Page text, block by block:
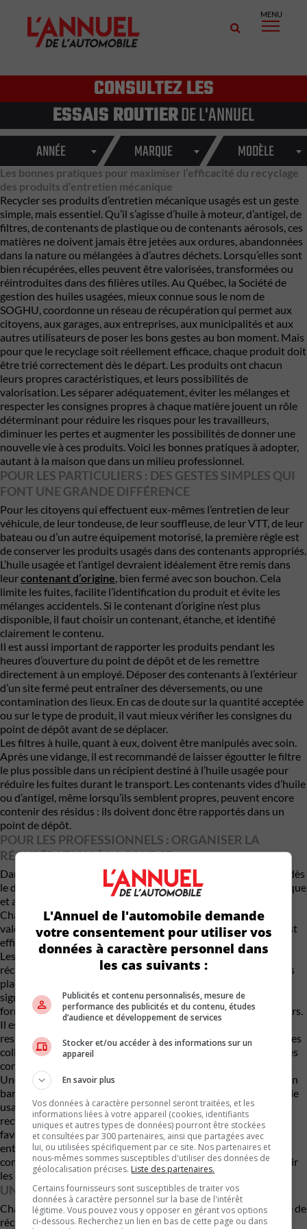
MENU
CONSULTEZ LES
ESSAIS ROUTIERDE L'ANNUEL
ANNÉE MARQUE MODÈLE
Les bonnes pratiques pour maximiser l’efficacité du recyclage
des produits d’entretien mécanique
Recycler ses produits d’entretien mécanique usagés est un geste
simple, mais essentiel. Qu’il s’agisse d’huile à moteur, d’antigel, de
filtres, de contenants de plastique ou de contenants aérosols, ces
matières ne doivent jamais être jetées aux ordures, abandonnées
dans la nature ou mélangées à d’autres déchets. Lorsqu’elles sont
bien récupérées, elles peuvent être valorisées, transformées ou
réintroduites dans des filières utiles. Au Québec, la Société de
gestion des huiles usagées, mieux connue sous le nom de
SOGHU, coordonne un réseau de récupération qui permet aux
citoyens, aux garages, aux entreprises, aux municipalités et aux
autres utilisateurs de poser les bons gestes au bon moment. Mais
pour que le recyclage soit réellement efficace, chaque produit doit
être trié correctement dès le départ. Les produits ont chacun
leurs propres caractéristiques, et leurs possibilités de
valorisation. Les séparer adéquatement, éviter les mélanges et
respecter les consignes propres à chaque matière jouent un rôle
déterminant pour réduire les risques pour les travailleurs,
diminuer les pertes et augmenter les possibilités de donner une
nouvelle vie à ces produits. Voici les bonnes pratiques à adopter,
autant à la maison que dans un milieu professionnel.
POUR LES PARTICULIERS : DES GESTES SIMPLES QUI
FONT UNE GRANDE DIFFÉRENCE
Pour les citoyens qui effectuent eux-mêmes l’entretien de leur
véhicule, de leur tondeuse, de leur souffleuse, de leur VTT, de leur
bateau ou d’un autre équipement motorisé, la première règle est
de conserver les produits usagés dans des contenants appropriés.
L’huile usagée et l’antigel devraient idéalement être remis dans
leurcontenant d’origine, bien fermé avec son bouchon. Cela
limite les fuites, facilite l’identification du produit et évite les
mélanges accidentels. Si le contenant d’origine n’est plus
disponible, il faut choisir un contenant, étanche, et identifié
clairement le contenu.
Il est aussi important de rapporter les produits pendant les
heures d’ouverture du point de dépôt et de les remettre
directement à un employé. Déposer des contenants à l’extérieur
d’un site fermé peut entraîner des déversements, ou une
contamination des lieux. En cas de doute sur la quantité acceptée
ou sur le type de produit, il vaut mieux vérifier les consignes du
point de dépôt avant de se déplacer.
Les filtres à huile, quant à eux, doivent être manipulés avec soin.
Après une vidange, il est recommandé de laisser égoutter le filtre
le plus possible dans un récipient destiné à l’huile usagée pour
réduire les fuites durant le transport. Les contenants vides d’huile
ou d’antigel, même lorsqu’ils semblent propres, peuvent encore
contenir des résidus : ils doivent donc être rapportés dans un
point de dépôt.
POUR LES PROFESSIONNELS : ORGANISER LA
RÉCUPÉRATION À LA SOURCE
Dans un atelier mécanique,les matières doivent être séparées dès
le départ : huiles usagées, antigels, filtres, contenants de plastique
et aérosols ne devraient pas être regroupés sans distinction.
Chaque catégorie a son propre parcours de récupération et de
valorisation. Plus le tri est clair à la source, plus le traitement est
efficace par la suite.
Les professionnels n’ont qu’à demander des contenants de
récupération aux récupérateurs enregistrer de la SOGHU et les
placés près des zones où les produits sont utilisés. Une
signalisation simple, des consignes affichées et une courte
formation du personnel peuvent prévenir la majorité des erreurs.
Il est également recommandé de désigner une personne
responsable du suivi : elle pourra vérifier les niveaux, planifier les
collectes, communiquer avec le récupérateur et s’assurer que les
contenants demeurent fermés, propres et sécuritaires.
Une bonne pratique souvent sous-estimée consiste à utiliser un
baril distinct pour l’antigel. Lorsque l’antigel est mélangé à l’huile
usagée, sa récupération devient moins efficace et sa valeur de
recyclage peut être perdue. En le séparant adéquatement, on
favorise sa transformation en antigel réutilisable. Pour les
entreprises qui génèrent de plus grandes quantités,
communiquer avec un récupérateur enregistré permet d’obtenir
les équipements et les conseils adaptés à leur réalité.
UN GESTE RESPONSABLE, UNE CHAÎNE EFFICACE
Chaque produit rapporté correctement contribue à une chaîne de
récupération plus performante. L’huile usagée peut être
L'Annuel de l'automobile demande
votre consentement pour utiliser vos
données à caractère personnel dans
les cas suivants :
Publicités et contenu personnalisés, mesure de
performance des publicités et du contenu, études
d’audience et développement de services
Stocker et/ou accéder à des informations sur un
appareil
En savoir plus
Vos données à caractère personnel seront traitées, et les
informations liées à votre appareil (cookies, identifiants
uniques et autres types de données) pourront être stockées
et consultées par 300 partenaires, ainsi que partagées avec
lui, ou utilisées spécifiquement par ce site. Nos partenaires et
nous-mêmes sommes susceptibles d'utiliser des données de
géolocalisation précises. Liste des partenaires.
Certains fournisseurs sont susceptibles de traiter vos
données à caractère personnel sur la base de l'intérêt
légitime. Vous pouvez vous y opposer en gérant vos options
ci-dessous. Recherchez un lien en bas de cette page ou dans